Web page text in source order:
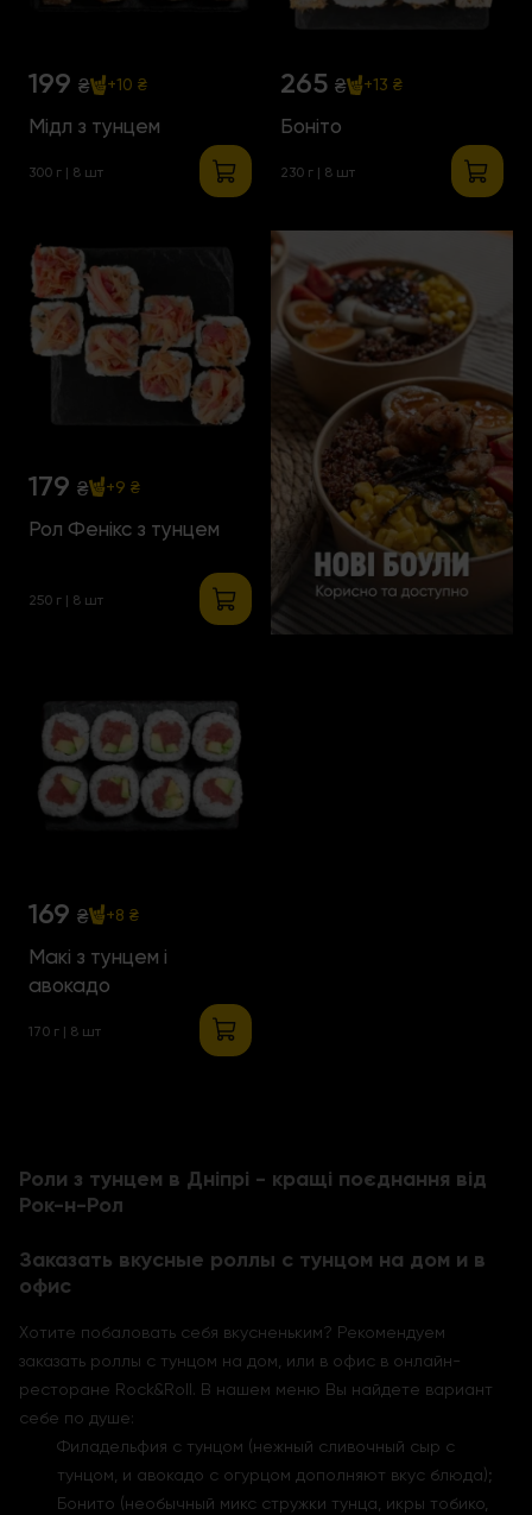
199 ₴ +10 ₴
Мідл з тунцем
300 г | 8 шт
265 ₴ +13 ₴
Боніто
230 г | 8 шт
179 ₴ +9 ₴
Рол Фенікс з тунцем
250 г | 8 шт
169 ₴ +8 ₴
Макі з тунцем і
авокадо
170 г | 8 шт
Роли з тунцем в Дніпрі - кращі поєднання від
Рок-н-Рол
Заказать вкусные роллы с тунцом на дом и в
офис
Хотите побаловать себя вкусненьким? Рекомендуем
заказать роллы с тунцом на дом, или в офис в онлайн-
ресторане Rock&Roll. В нашем меню Вы найдете вариант
себе по душе:
Филадельфия с тунцом (нежный сливочный сыр с
тунцом, и авокадо с огурцом дополняют вкус блюда);
Бонито (необычный микс стружки тунца, икры тобико,